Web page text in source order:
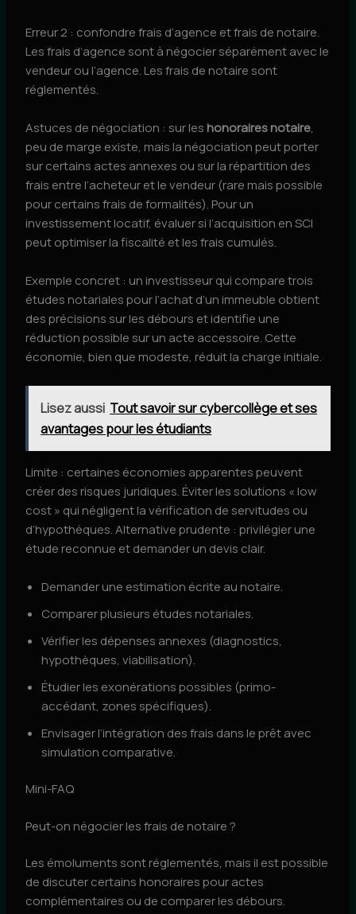
Erreur 2 : confondre frais d’agence et frais de notaire.
Les frais d’agence sont à négocier séparément avec le
vendeur ou l’agence. Les frais de notaire sont
réglementés.
Astuces de négociation : sur les honoraires notaire,
peu de marge existe, mais la négociation peut porter
sur certains actes annexes ou sur la répartition des
frais entre l’acheteur et le vendeur (rare mais possible
pour certains frais de formalités). Pour un
investissement locatif, évaluer si l’acquisition en SCI
peut optimiser la fiscalité et les frais cumulés.
Exemple concret : un investisseur qui compare trois
études notariales pour l’achat d’un immeuble obtient
des précisions sur les débours et identifie une
réduction possible sur un acte accessoire. Cette
économie, bien que modeste, réduit la charge initiale.
Lisez aussi Tout savoir sur cybercollège et ses
avantages pour les étudiants
Limite : certaines économies apparentes peuvent
créer des risques juridiques. Éviter les solutions « low
cost » qui négligent la vérification de servitudes ou
d’hypothèques. Alternative prudente : privilégier une
étude reconnue et demander un devis clair.
Demander une estimation écrite au notaire.
Comparer plusieurs études notariales.
Vérifier les dépenses annexes (diagnostics,
hypothèques, viabilisation).
Étudier les exonérations possibles (primo-
accédant, zones spécifiques).
Envisager l’intégration des frais dans le prêt avec
simulation comparative.
Mini-FAQ
Peut-on négocier les frais de notaire ?
Les émoluments sont réglementés, mais il est possible
de discuter certains honoraires pour actes
complémentaires ou de comparer les débours.